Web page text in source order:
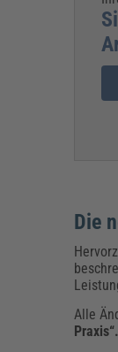
Die
Alle
Praxis“.